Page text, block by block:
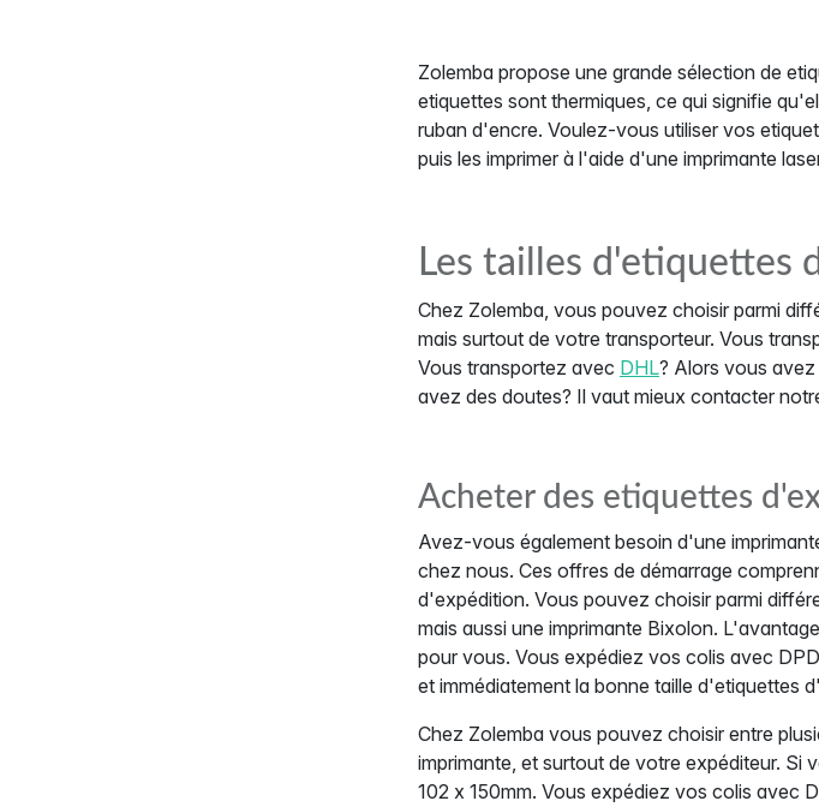
Zolemba propose une grande sélection de
etiquettes sont thermiques, ce qui signifie
ruban d'encre. Voulez-vous utiliser vos
puis les imprimer à l'aide d'une imprimante
Les tailles d'etiquettes
Chez Zolemba, vous pouvez choisir parmi
mais surtout de votre transporteur. Vous
Vous transportez avec DHL? Alors vous
avez des doutes? Il vaut mieux contacter
Acheter des etiquettes
Avez-vous également besoin d'une
chez nous. Ces offres de démarrage
d'expédition. Vous pouvez choisir parmi
mais aussi une imprimante Bixolon.
pour vous. Vous expédiez vos colis avec
et immédiatement la bonne taille d'etiquettes
Chez Zolemba vous pouvez choisir entre
imprimante, et surtout de votre expéditeur. Si
102 x 150mm. Vous expédiez vos colis avec